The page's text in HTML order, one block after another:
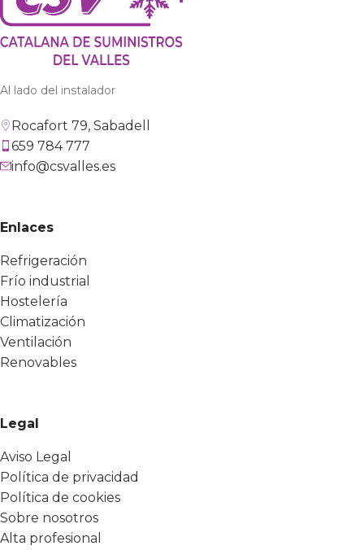
Al lado del instalador
Rocafort 79, Sabadell
659 784 777
info@csvalles.es
Enlaces
Refrigeración
Frío industrial
Hostelería
Climatización
Ventilación
Renovables
Legal
Aviso Legal
Política de privacidad
Política de cookies
Sobre nosotros
Alta profesional